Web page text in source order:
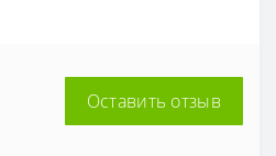
Оставить отзыв